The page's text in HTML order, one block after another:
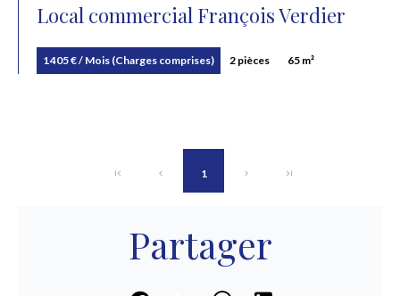
Local commercial François Verdier
1 405 € / Mois (Charges comprises) 2 pièces 65 m²
1
Partager